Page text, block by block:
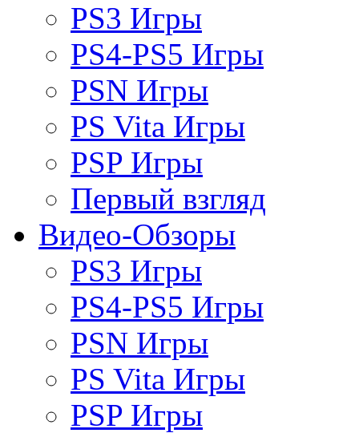
PS3 Игры
PS4-PS5 Игры
PSN Игры
PS Vita Игры
PSP Игры
Первый взгляд
Видео-Обзоры
PS3 Игры
PS4-PS5 Игры
PSN Игры
PS Vita Игры
PSP Игры